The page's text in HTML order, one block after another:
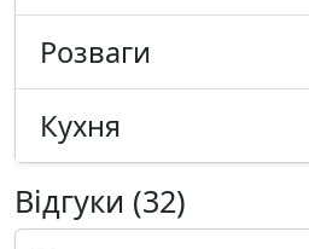
Розваги
Кухня
Відгуки (32)